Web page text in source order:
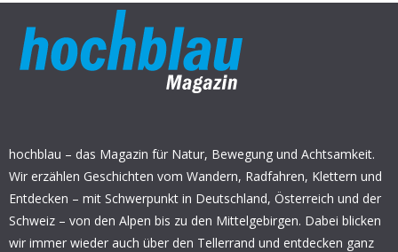
hochblau – das Magazin für Natur, Bewegung und Achtsamkeit.
Wir erzählen Geschichten vom Wandern, Radfahren, Klettern und
Entdecken – mit Schwerpunkt in Deutschland, Österreich und der
Schweiz – von den Alpen bis zu den Mittelgebirgen. Dabei blicken
wir immer wieder auch über den Tellerrand und entdecken ganz